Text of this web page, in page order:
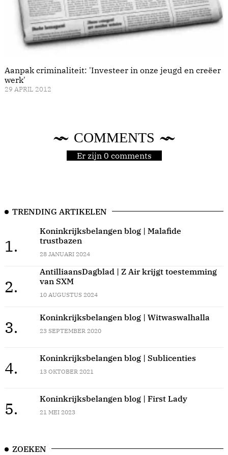
Aanpak criminaliteit: 'Investeer in onze jeugd en creëer
werk'
29 APRIL 2012
COMMENTS
Er zijn 0 comments
TRENDING ARTIKELEN
1.
Koninkrijksbelangen blog | Malafide
trustbazen
28 JANUARI 2024
2.
AntilliaansDagblad | Z Air krijgt toestemming
van SXM
10 AUGUSTUS 2024
3.
Koninkrijksbelangen blog | Witwaswalhalla
23 SEPTEMBER 2020
4.
Koninkrijksbelangen blog | Sublicenties
13 OKTOBER 2021
5.
Koninkrijksbelangen blog | First Lady
21 MEI 2023
ZOEKEN